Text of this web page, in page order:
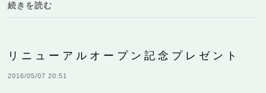
続きを読む
リニューアルオープン記念プレゼント
2016/05/07 20:51